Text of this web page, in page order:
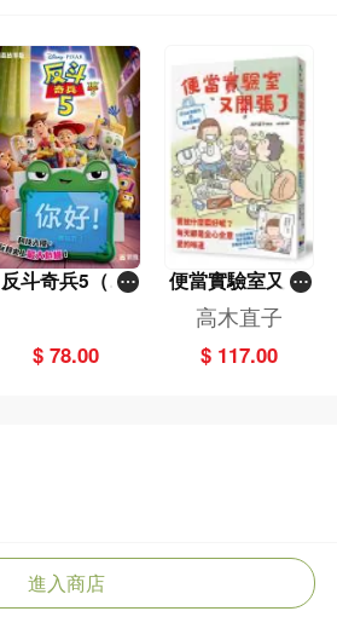
反斗奇兵5（圖
$ 78.00
便當實驗室又開
張了——日日和
特別日的菜單挑
戰記
高木直子
$ 117.00
進入商店